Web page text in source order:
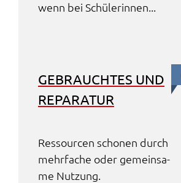
wenn bei Schü­le­rin­nen...
GEBRAUCH­TES UND
REPA­RA­TUR
Ressour­cen scho­nen durch
mehr­fa­che oder gemein­sa­
me Nutzung.